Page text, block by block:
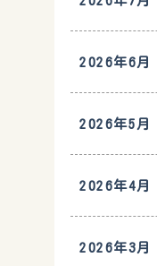
2026年6月
2026年5月
2026年4月
2026年3月